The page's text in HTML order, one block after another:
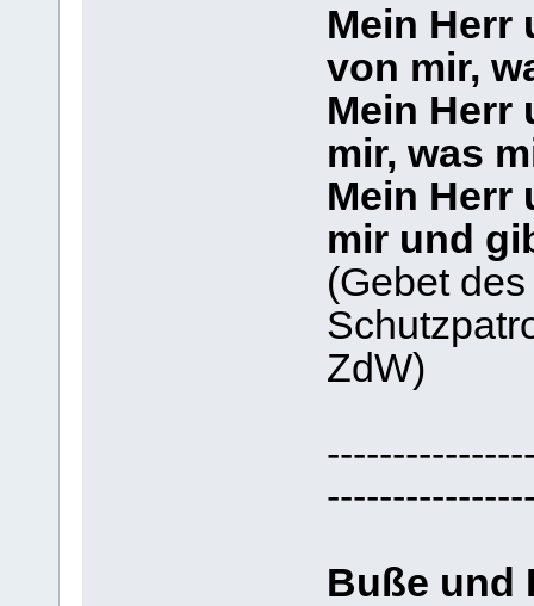
Mein Herr
von mir,
Mein Herr
mir, was
Mein Herr
mir und
(Gebet
ZdW)
Buße und